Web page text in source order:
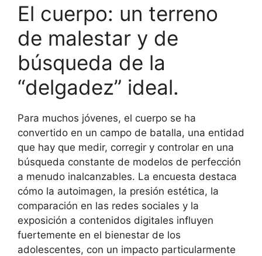
El cuerpo: un terreno
de malestar y de
búsqueda de la
“delgadez” ideal.
Para muchos jóvenes, el cuerpo se ha
convertido en un campo de batalla, una entidad
que hay que medir, corregir y controlar en una
búsqueda constante de modelos de perfección
a menudo inalcanzables. La encuesta destaca
cómo la autoimagen, la presión estética, la
comparación en las redes sociales y la
exposición a contenidos digitales influyen
fuertemente en el bienestar de los
adolescentes, con un impacto particularmente